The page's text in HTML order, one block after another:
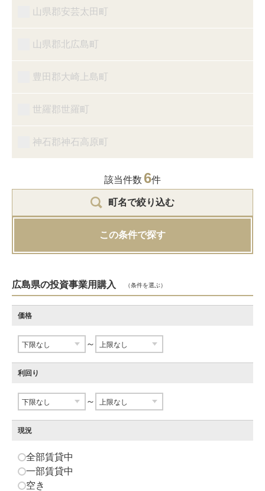
山県郡安芸太田町
山県郡北広島町
豊田郡大崎上島町
世羅郡世羅町
神石郡神石高原町
該当件数 6件
町名で絞り込む
この条件で探す
広島県の投資事業用購入 （条件を選ぶ）
価格
～
利回り
～
現況
全部賃貸中
一部賃貸中
空き